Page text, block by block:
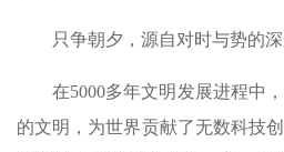
只争朝夕，源自对时与势的深
在5000多年文明发展进程中
的文明，为世界贡献了无数科技